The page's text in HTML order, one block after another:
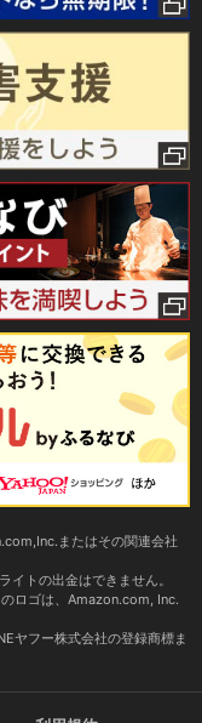
またはその関連会社
イトの出金はできません。
ロゴは、Amazon.com, Inc.
ヤフー株式会社の登録商標ま